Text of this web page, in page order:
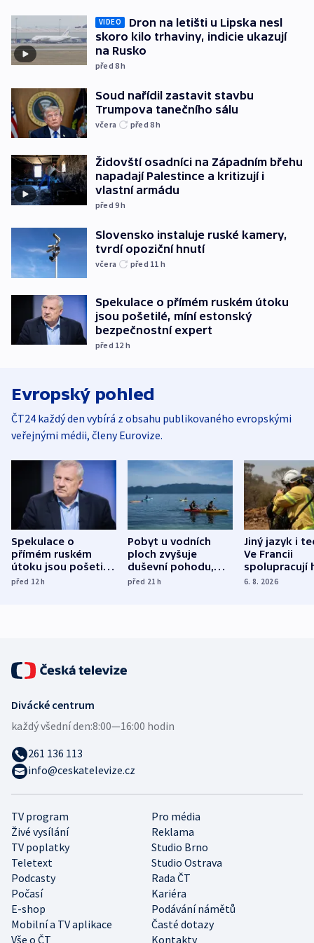
VIDEO
Dron na letišti u Lipska nesl
skoro kilo trhaviny, indicie ukazují
na Rusko
před 8h
Soud nařídil zastavit stavbu
Trumpova tanečního sálu
včera před 8h
Židovští osadníci na Západním břehu
napadají Palestince a kritizují i
vlastní armádu
před 9h
Slovensko instaluje ruské kamery,
tvrdí opoziční hnutí
včera před 11 h
Spekulace o přímém ruském útoku
jsou pošetilé, míní estonský
bezpečnostní expert
před 12 h
Evropský pohled
ČT24 každý den vybírá z obsahu publikovaného evropskými
veřejnými médii, členy Eurovize.
Spekulace o
přímém ruském
útoku jsou pošetilé,
míní estonský
před 12h
Pobyt u vodních
ploch zvyšuje
duševní pohodu,
ukázala
před 21h
Jiný jazyk i
Ve Francii
spolupracují
různých zemí
6. 8. 2026
TV program
Pro média
Živé vysílání
Reklama
TV poplatky
Studio Brno
Teletext
Studio Ostrava
Podcasty
Rada ČT
Počasí
Kariéra
E-shop
Podávání námětů
Mobilní a TV aplikace
Časté dotazy
Vše o ČT
Kontakty
Divácké centrum
každý všední den:8:00—16:00 hodin
261 136 113
info@ceskatelevize.cz